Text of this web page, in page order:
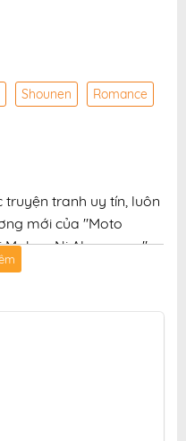
Shounen
Romance
tranh uy tín, luôn
mới của "Moto
Mahou Ni Akogareru"
bản dịch chuẩn và
trải nghiệm đọc truyện
phí cho độc giả yêu